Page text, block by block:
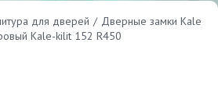
для дверей / Дверные замки Kale
Kale-kilit 152 R450